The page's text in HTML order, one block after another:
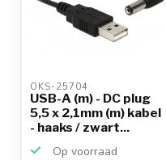
OKS-25704
USB-A (m) - DC plug
5,5 x 2,1mm (m) kabel
- haaks / zwart...
Op voorraad